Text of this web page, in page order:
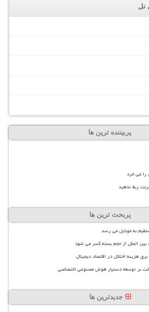
تل
پربیننده ترین ها
را می خرد
ربط ندهید
پربحث ترین ها
به موبایل می رسد
بین الملل از حجم بسته کسر می شود
هزینه اختلال در اقتصاد دیجیتال
بر توسعه دستیار هوش مصنوعی اختصاصی
جدیدترین ها